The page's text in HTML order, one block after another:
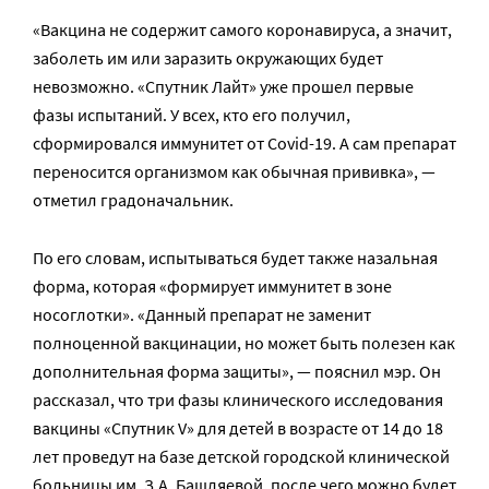
«Вакцина не содержит самого коронавируса, а значит,
заболеть им или заразить окружающих будет
невозможно. «Спутник Лайт» уже прошел первые
фазы испытаний. У всех, кто его получил,
сформировался иммунитет от Covid-19. А сам препарат
переносится организмом как обычная прививка», —
отметил градоначальник.
По его словам, испытываться будет также назальная
форма, которая «формирует иммунитет в зоне
носоглотки». «Данный препарат не заменит
полноценной вакцинации, но может быть полезен как
дополнительная форма защиты», — пояснил мэр. Он
рассказал, что три фазы клинического исследования
вакцины «Спутник V» для детей в возрасте от 14 до 18
лет проведут на базе детской городской клинической
больницы им. З.А. Башляевой, после чего можно будет